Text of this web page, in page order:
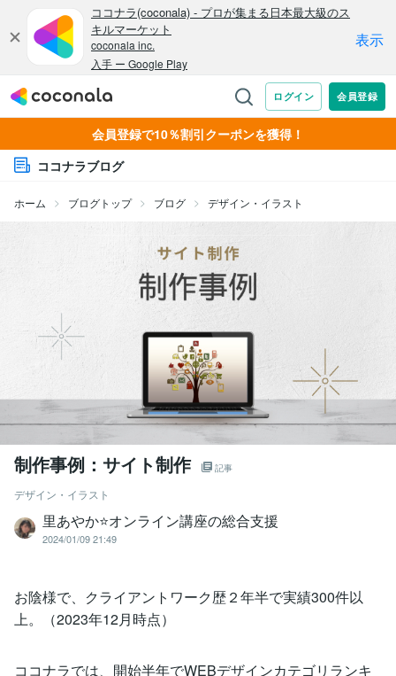
会員登録で10％割引クーポンを獲得！
ココナラブログ
ホーム ブログトップ ブログ デザイン・イラスト
制作事例：サイト制作 記事
デザイン・イラスト
里あやか⭐オンライン講座の総合支援
2024/01/09 21:49
お陰様で、クライアントワーク歴２年半で実績300件以
上。（2023年12月時点）
ココナラでは、開始半年でWEBデザインカテゴリランキ